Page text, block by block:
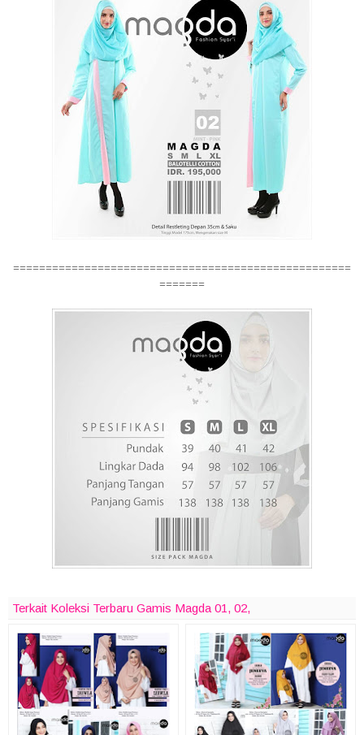
====================================================
=======
Terkait Koleksi Terbaru Gamis Magda 01, 02,